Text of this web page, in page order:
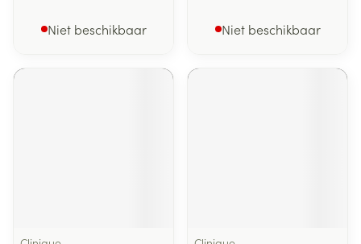
Niet beschikbaar Niet beschikbaar